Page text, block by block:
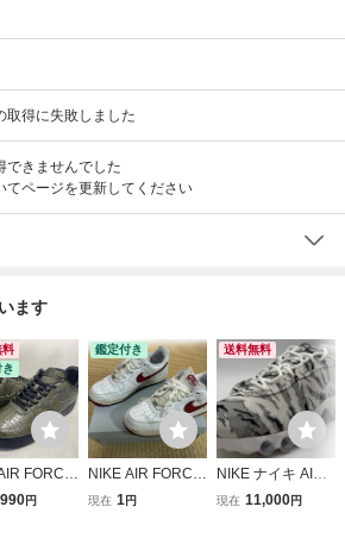
取得に失敗しました
できませんでした
てページを更新してください
ます
料
FORCE
'07 エア フ
円
鑑定付き
NIKE AIR FORCE
1 Low ナイキ エア
現在 1円
送料無料
NIKE ナイキ AIR
MAX DN8 PRM エ
現在 11,000円